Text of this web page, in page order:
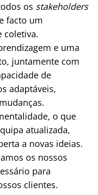
os stakeholders
facto um
coletiva.
e uma
juntamente com
de
adaptáveis,
o que
atualizada,
a novas ideias.
os nossos
para
clientes.